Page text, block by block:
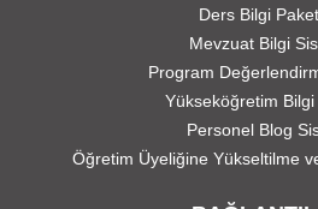
Ders Bilgi
Mevzuat Bilgi
Program
Yükseköğretim
Personel Blog
Öğretim Üyeliğine Yükseltilme